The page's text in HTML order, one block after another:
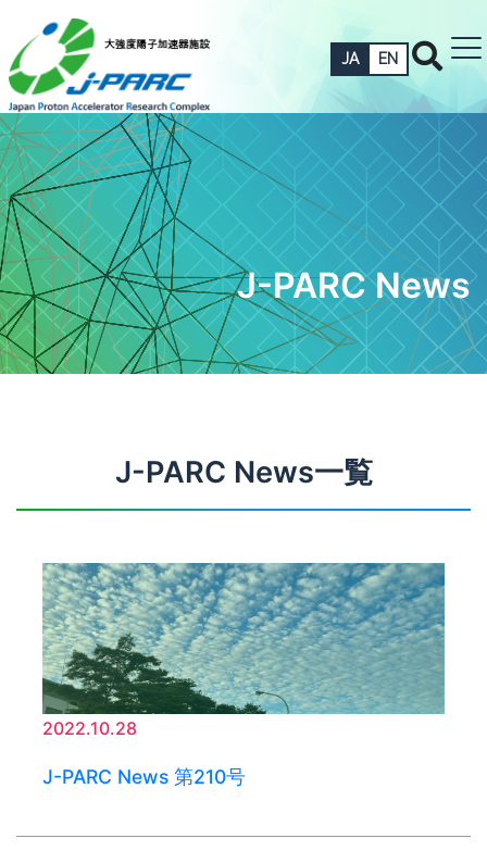
JA EN
J-PARC News
J-PARC News一覧
2022.10.28
J-PARC News 第210号